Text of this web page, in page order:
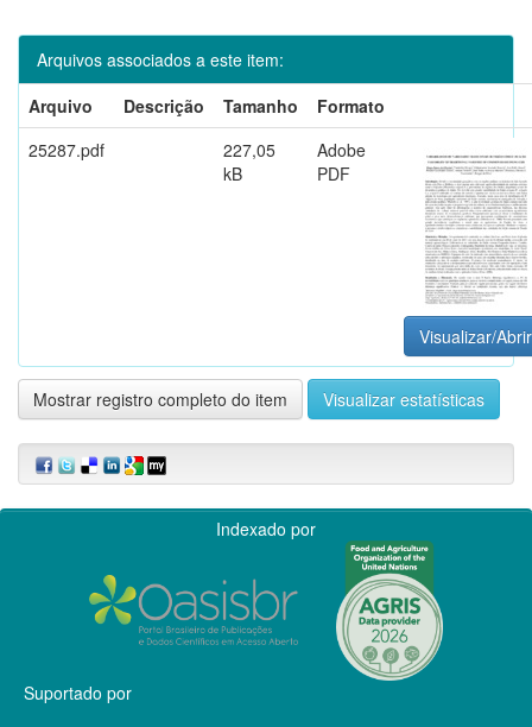
Arquivos associados a este item:
Arquivo
Descrição Tamanho
Formato
25287.pdf
227,05
kB
Adobe
PDF
Visualizar/Abrir
Mostrar registro completo do item Visualizar estatísticas
Indexado por
Suportado por